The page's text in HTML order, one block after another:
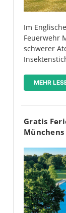
Im
Feuerwehr
schwerer
MEHR
Gratis